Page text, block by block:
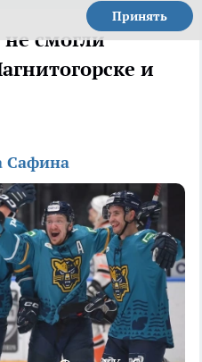
Принять
смогли
и
Сафина